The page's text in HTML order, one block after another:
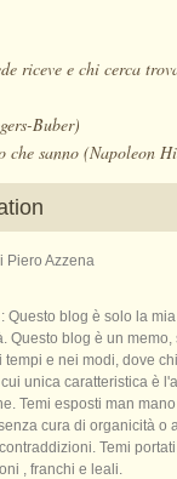
riceve e chi cerca
Buber)
che sanno (Napoleon
Piero Azzena
: Questo blog è solo la
Questo blog è un memo,
tempi e nei modi, dove
unica caratteristica è
Temi esposti man
cura di organicità o
Temi
, franchi e leali.